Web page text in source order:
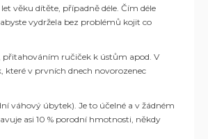
věku dítěte, případně déle. Čím déle
vydržela bez problémů kojit co
přitahováním ručiček k ústům apod. V
v prvních dnech novorozenec
váhový úbytek). Je to účelné a v žádném
asi 10 % porodní hmotnosti, někdy